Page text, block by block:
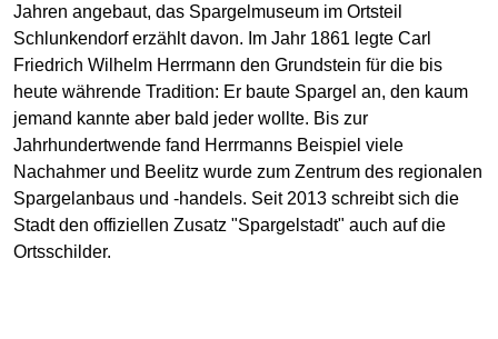
Jahren angebaut, das Spargelmuseum im Ortsteil
Schlunkendorf erzählt davon. Im Jahr 1861 legte Carl
Friedrich Wilhelm Herrmann den Grundstein für die bis
heute währende Tradition: Er baute Spargel an, den kaum
jemand kannte aber bald jeder wollte. Bis zur
Jahrhundertwende fand Herrmanns Beispiel viele
Nachahmer und Beelitz wurde zum Zentrum des regionalen
Spargelanbaus und -handels. Seit 2013 schreibt sich die
Stadt den offiziellen Zusatz "Spargelstadt" auch auf die
Ortsschilder.